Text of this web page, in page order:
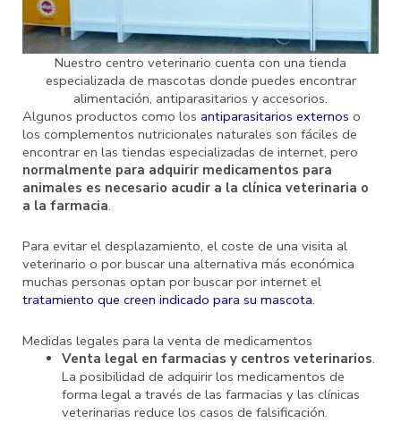
Nuestro centro veterinario cuenta con una tienda
especializada de mascotas donde puedes encontrar
alimentación, antiparasitarios y accesorios.
Algunos productos como los antiparasitarios externos o
los complementos nutricionales naturales son fáciles de
encontrar en las tiendas especializadas de internet, pero
normalmente para adquirir medicamentos para
animales es necesario acudir a la clínica veterinaria o
a la farmacia.
Para evitar el desplazamiento, el coste de una visita al
veterinario o por buscar una alternativa más económica
muchas personas optan por buscar por internet el
tratamiento que creen indicado para su mascota.
Medidas legales para la venta de medicamentos
Venta legal en farmacias y centros veterinarios.
La posibilidad de adquirir los medicamentos de
forma legal a través de las farmacias y las clínicas
veterinarias reduce los casos de falsificación.